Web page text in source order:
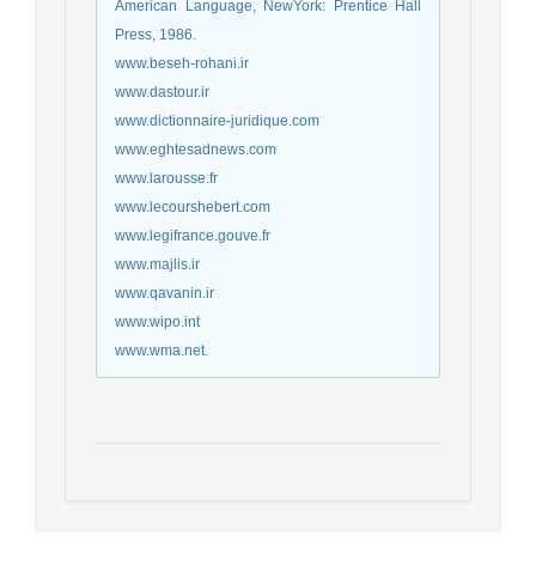
American Language, NewYork: Prentice Hall
Press, 1986.
www.beseh-rohani.ir
www.dastour.ir
www.dictionnaire-juridique.com
www.eghtesadnews.com
www.larousse.fr
www.lecourshebert.com
www.legifrance.gouve.fr
www.majlis.ir
www.qavanin.ir
www.wipo.int
www.wma.net.